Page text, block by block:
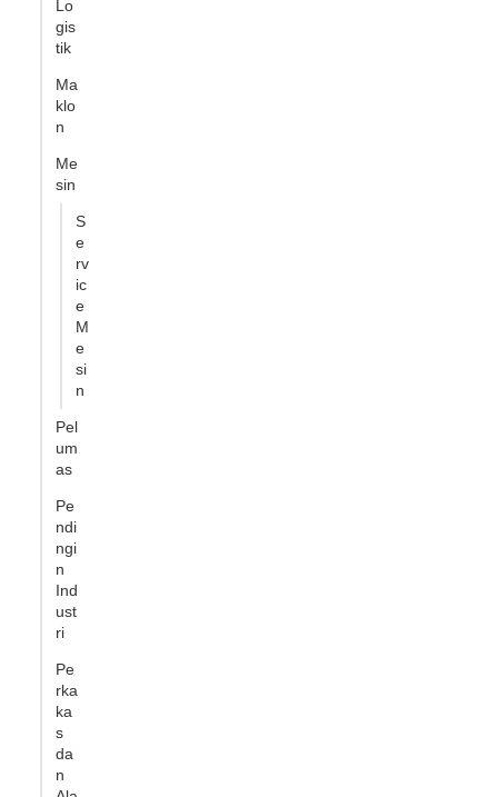
Lo
gis
tik
Ma
klo
n
Me
sin
S
e
rv
ic
e
M
e
si
n
Pel
um
as
Pe
ndi
ngi
n
Ind
ust
ri
Pe
rka
ka
s
da
n